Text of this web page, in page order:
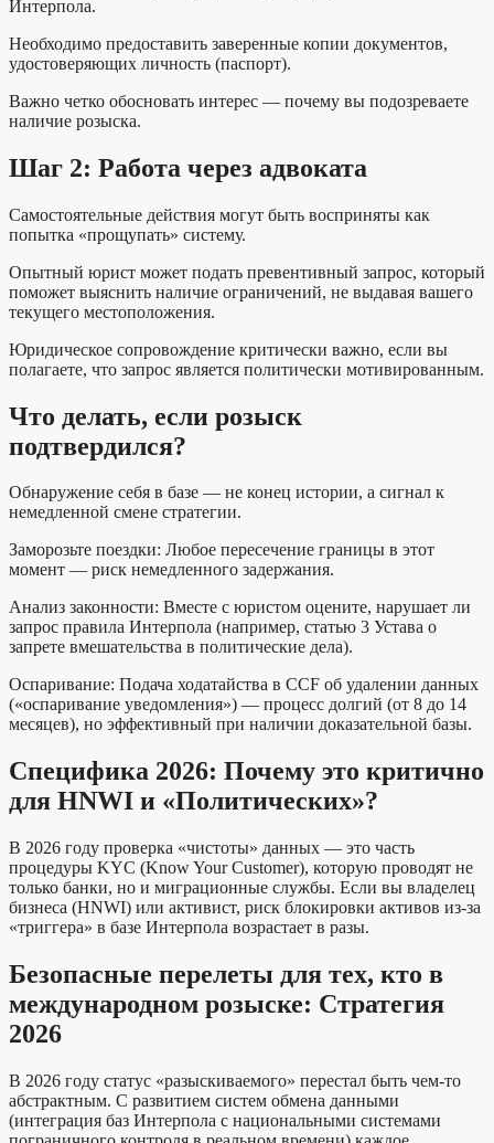
Интерпола.
Необходимо предоставить заверенные копии документов,
удостоверяющих личность (паспорт).
Важно четко обосновать интерес — почему вы подозреваете
наличие розыска.
Шаг 2: Работа через адвоката
Самостоятельные действия могут быть восприняты как
попытка «прощупать» систему.
Опытный юрист может подать превентивный запрос, который
поможет выяснить наличие ограничений, не выдавая вашего
текущего местоположения.
Юридическое сопровождение критически важно, если вы
полагаете, что запрос является политически мотивированным.
Что делать, если розыск
подтвердился?
Обнаружение себя в базе — не конец истории, а сигнал к
немедленной смене стратегии.
Заморозьте поездки: Любое пересечение границы в этот
момент — риск немедленного задержания.
Анализ законности: Вместе с юристом оцените, нарушает ли
запрос правила Интерпола (например, статью 3 Устава о
запрете вмешательства в политические дела).
Оспаривание: Подача ходатайства в CCF об удалении данных
(«оспаривание уведомления») — процесс долгий (от 8 до 14
месяцев), но эффективный при наличии доказательной базы.
Специфика 2026: Почему это критично
для HNWI и «Политических»?
В 2026 году проверка «чистоты» данных — это часть
процедуры KYC (Know Your Customer), которую проводят не
только банки, но и миграционные службы. Если вы владелец
бизнеса (HNWI) или активист, риск блокировки активов из-за
«триггера» в базе Интерпола возрастает в разы.
Безопасные перелеты для тех, кто в
международном розыске: Стратегия
2026
В 2026 году статус «разыскиваемого» перестал быть чем-то
абстрактным. С развитием систем обмена данными
(интеграция баз Интерпола с национальными системами